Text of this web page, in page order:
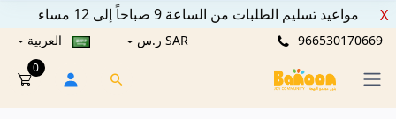
مواعيد تسليم الطلبات من الساعة 9 صباحاً إلى 12 مساء X
966530170669 SAR ر.س العربية
0